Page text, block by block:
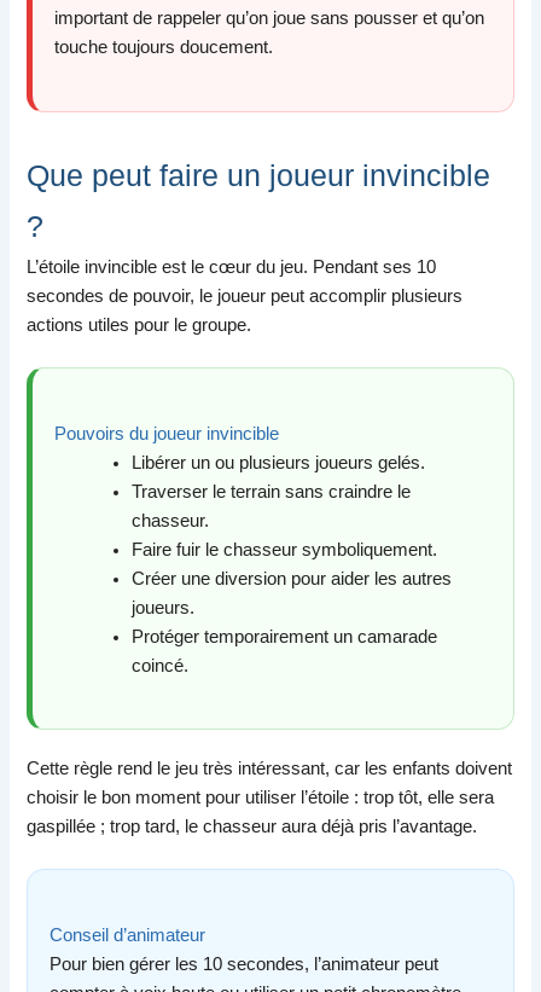
important de rappeler qu’on joue sans pousser et qu’on
touche toujours doucement.
Que peut faire un joueur invincible
?
L’étoile invincible est le cœur du jeu. Pendant ses 10
secondes de pouvoir, le joueur peut accomplir plusieurs
actions utiles pour le groupe.
Pouvoirs du joueur invincible
Libérer un ou plusieurs joueurs gelés.
Traverser le terrain sans craindre le
chasseur.
Faire fuir le chasseur symboliquement.
Créer une diversion pour aider les autres
joueurs.
Protéger temporairement un camarade
coincé.
Cette règle rend le jeu très intéressant, car les enfants doivent
choisir le bon moment pour utiliser l’étoile : trop tôt, elle sera
gaspillée ; trop tard, le chasseur aura déjà pris l’avantage.
Conseil d’animateur
Pour bien gérer les 10 secondes, l’animateur peut